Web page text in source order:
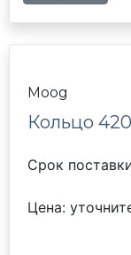
Moog
Кольцо
Срок
Цена: